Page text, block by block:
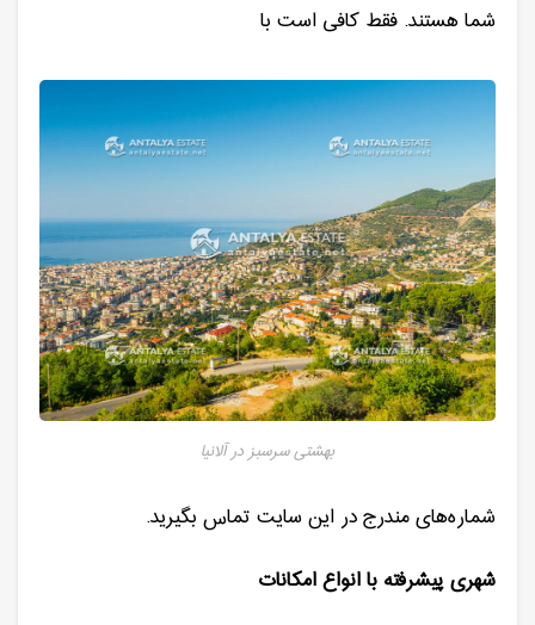
شما هستند. فقط کافی است با
بهشتی سرسبز در آلانیا
شماره‌های مندرج در این سایت تماس بگیرید.
شهری پیشرفته با انواع امکانات